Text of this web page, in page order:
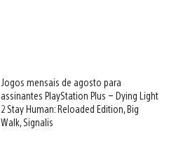
Jogos mensais de agosto para
assinantes PlayStation Plus – Dying Light
2 Stay Human: Reloaded Edition, Big
Walk, Signalis